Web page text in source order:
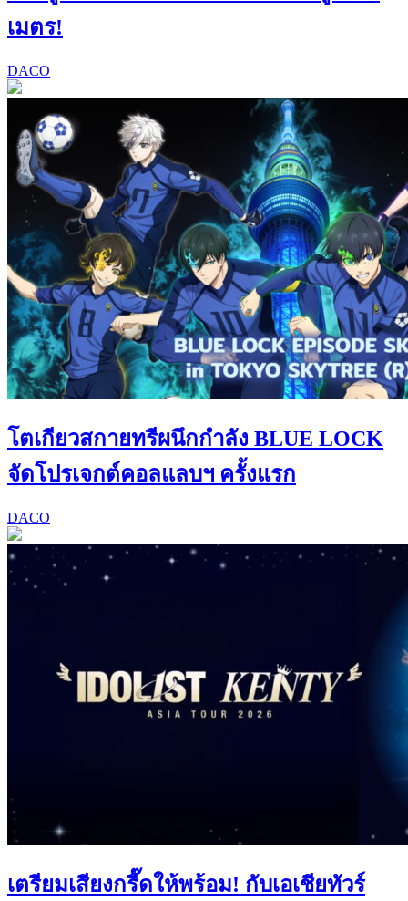
เมตร!
DACO
โตเกียวสกายทรีผนึกกำลัง BLUE LOCK
จัดโปรเจกต์คอลแลบฯ ครั้งแรก
DACO
เตรียมเสียงกรี๊ดให้พร้อม! กับเอเชียทัวร์